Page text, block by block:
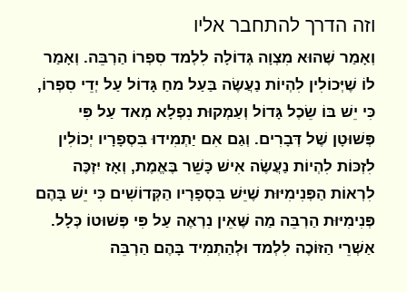
וזה הדרך להתחבר אליו
וְאָמַר שֶׁהוּא מִצְוָה גְּדוֹלָה לִלְמד סִפְרוֹ הַרְבֵּה. וְאָמַר
לוֹ שֶׁיְּכוֹלִין לִהְיוֹת נַעֲשֶׂה בַּעַל מחַ גָּדוֹל עַל יְדֵי סִפְרוֹ,
כִּי יֵשׁ בּוֹ שֵׂכֶל גָּדוֹל וְעַמְקוּת נִפְלָא מְאד עַל פִּי
פְּשׁוּטָן שֶׁל דְּבָרִים. וְגַם אִם יַתְמִידוּ בִּסְפָרָיו יְכוֹלִין
לִזְכּוֹת לִהְיוֹת נַעֲשֶׂה אִישׁ כָּשֵׁר בֶּאֱמֶת, וְאָז יִזְכֶּה
לִרְאוֹת הַפְּנִימִיּוּת שֶׁיֵּשׁ בִּסְפָרָיו הַקְּדוֹשִׁים כִּי יֵשׁ בָּהֶם
פְּנִימִיּוּת הַרְבֵּה מַה שֶּׁאֵין נִרְאֶה עַל פִּי פְּשׁוּטוֹ כְּלָל.
אַשְׁרֵי הַזּוֹכֶה לִלְמד וּלְהַתְמִיד בָּהֶם הַרְבֵּה